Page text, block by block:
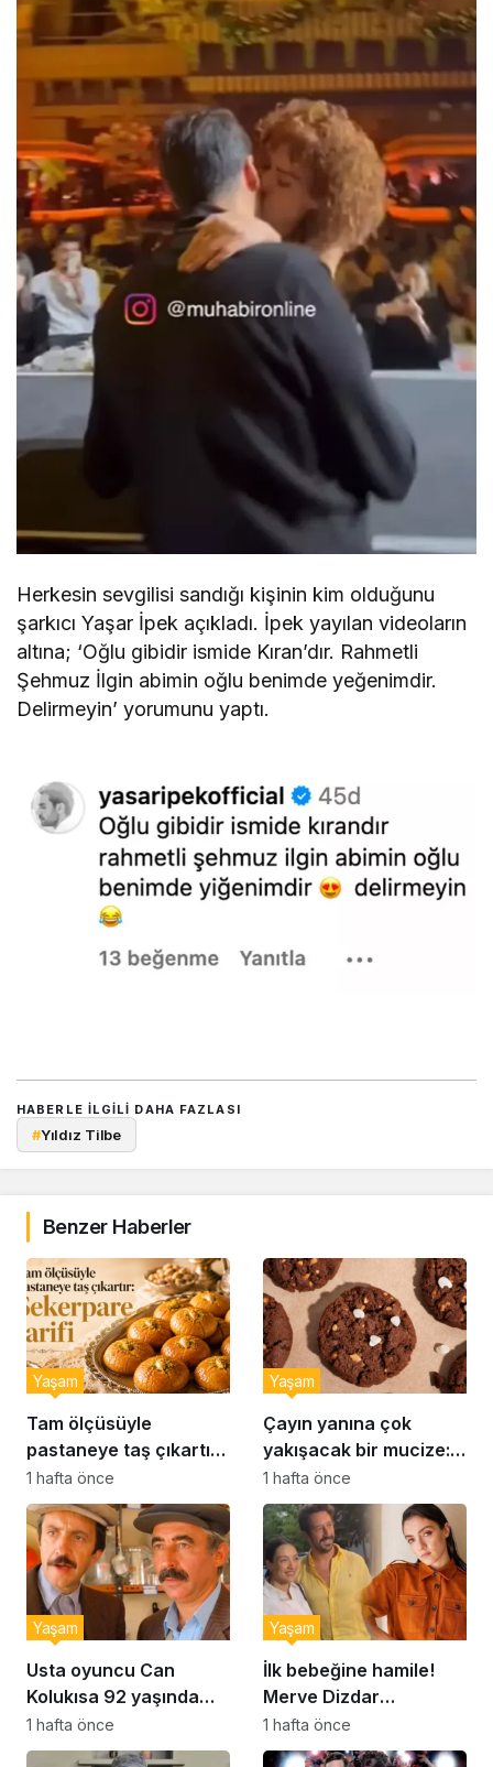
Herkesin sevgilisi sandığı kişinin kim olduğunu
şarkıcı Yaşar İpek açıkladı. İpek yayılan videoların
altına; ‘Oğlu gibidir ismide Kıran’dır. Rahmetli
Şehmuz İlgin abimin oğlu benimde yeğenimdir.
Delirmeyin’ yorumunu yaptı.
HABERLE ILGILI DAHA FAZLASI
#Yıldız Tilbe
Benzer Haberler
Tam ölçüsüyle
pastaneye taş çıkartır:
Şekerpare tarifi
Yaşam
1 hafta önce
Çayın yanına çok
yakışacak bir mucize:
Brownie tadında ıslak
kurabiye tarifi…
Yaşam
1 hafta önce
Usta oyuncu Can
Kolukısa 92 yaşında
hayatını kaybetti
Yaşam
1 hafta önce
İlk bebeğine hamile!
Merve Dizdar
sessizliğini bozdu: ‘İsim
bulmak çok zor’
Yaşam
1 hafta önce